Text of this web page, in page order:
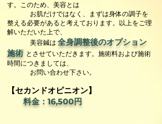
す。このため、美容とは
お肌だけではなく、まずは身体の調子を
整える必要があると考えております。以上をご理
解いただいた上で、
美容鍼は 全身調整後のオプション
施術 とさせていただきます。施術料および施術
時間につきましては、
お問い合わせ下さい。
【セカンドオピニオン​】
料金​：16,500円